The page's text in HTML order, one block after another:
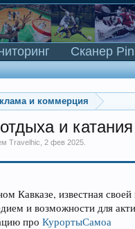
и коммерция
и катания
Travelhic ,2 фев 2025
Кавказе, известная
и возможности для
проКурортыСамоа
Сканер